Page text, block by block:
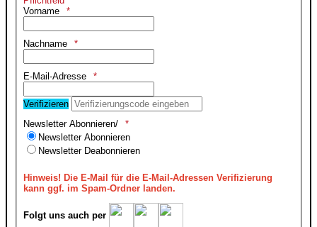
Vorname
Nachname
E-Mail-Adresse
Verifizieren
Newsletter Abonnieren/
Newsletter Abonnieren
Newsletter Deabonnieren
Hinweis! Die E-Mail für die E-Mail-Adressen Verifizierung
kann ggf. im Spam-Ordner landen.
Folgt uns auch per